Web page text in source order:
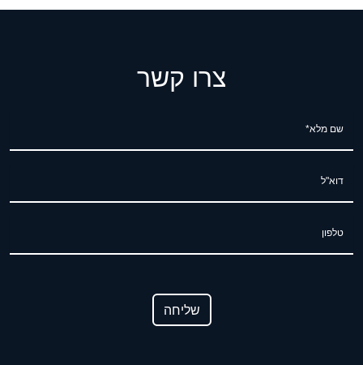
צרו קשר
שליחה